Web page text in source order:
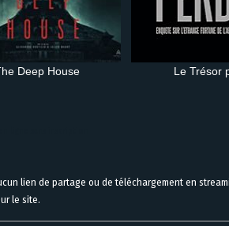
Deep House Le Trésor
lien de partage ou de téléchargement en
le site.